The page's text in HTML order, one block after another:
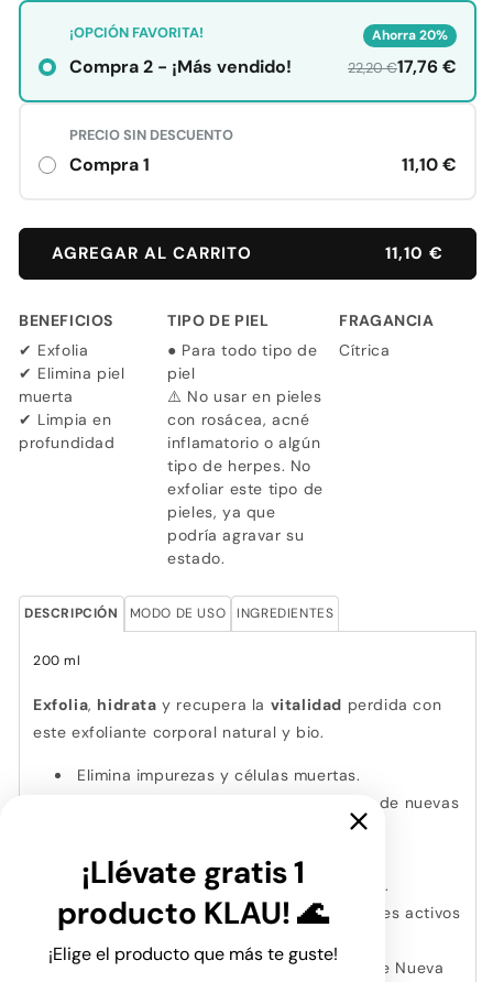
AGREGAR AL CARRITO 11,10 €
BENEFICIOS
✔ Exfolia
✔ Elimina piel
muerta
✔ Limpia en
profundidad
TIPO DE PIEL
● Para todo tipo de
piel
⚠️ No usar en pieles
con rosácea, acné
inflamatorio o algún
tipo de herpes. No
exfoliar este tipo de
pieles, ya que
podría agravar su
estado.
FRAGANCIA
Cítrica
DESCRIPCIÓN MODO DE USO INGREDIENTES
200 ml
Exfolia, hidrata y recupera la vitalidad perdida con
este exfoliante corporal natural y bio.
Elimina impurezas y células muertas.
Estimula la regeneración y producción de nuevas
Nutre y revitaliza dejando la piel suave,
renovada, sin asperezas ni imperfecciones.
Ayuda a que los nutrientes e ingredientes activos
Elaborado con arena volcánica negra de Nueva
¡Llévate gratis 1
producto KLAU! 🌊
¡Elige el producto que más te guste!